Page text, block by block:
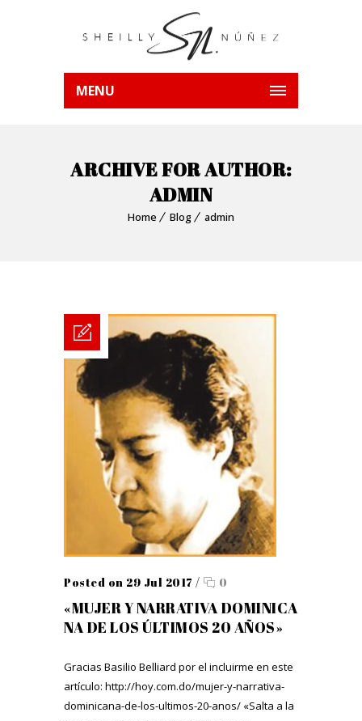
MENU
ARCHIVE FOR AUTHOR:
ADMIN
Home Blog admin
Posted on 29 Jul 2017 / 0
«MUJER Y NARRATIVA DOMINICA
NA DE LOS ÚLTIMOS 20 AÑOS»
Gracias Basilio Belliard por el incluirme en este
artículo: http://hoy.com.do/mujer-y-narrativa-
dominicana-de-los-ultimos-20-anos/ «Salta a la